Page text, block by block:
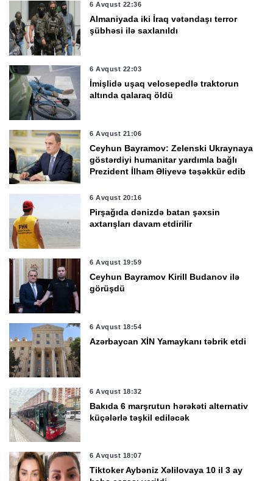
6 Avqust 22:36
Almaniyada iki İraq vətəndaşı terror
şübhəsi ilə saxlanıldı
6 Avqust 22:03
İmişlidə uşaq velosepedlə traktorun
altında qalaraq öldü
6 Avqust 21:06
Ceyhun Bayramov: Zelenski Ukraynaya
göstərdiyi humanitar yardımla bağlı
Prezident İlham Əliyevə təşəkkür edib
6 Avqust 20:16
Pirşağıda dənizdə batan şəxsin
axtarışları davam etdirilir
6 Avqust 19:59
Ceyhun Bayramov Kirill Budanov ilə
görüşdü
6 Avqust 18:54
Azərbaycan XİN Yamaykanı təbrik etdi
6 Avqust 18:32
Bakıda 6 marşrutun hərəkəti alternativ
küçələrlə təşkil ediləcək
6 Avqust 18:07
Tiktoker Aybəniz Xəlilovaya 10 il 3 ay